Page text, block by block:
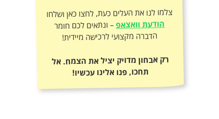
צלמו לנו את העלים כעת, לחצו כאן ושלחו
הודעת וואצאפ– ונתאים לכם חומר
הדברה מקצועי לרכישה מיידית!
רק אבחון מדויק יציל את הצמח. אל
תחכו, פנו אלינו עכשיו!